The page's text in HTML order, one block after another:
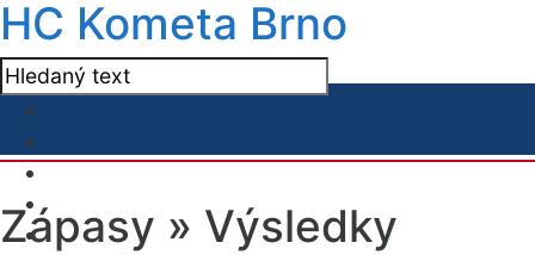
HC Kometa Brno
Zápasy » Výsledky